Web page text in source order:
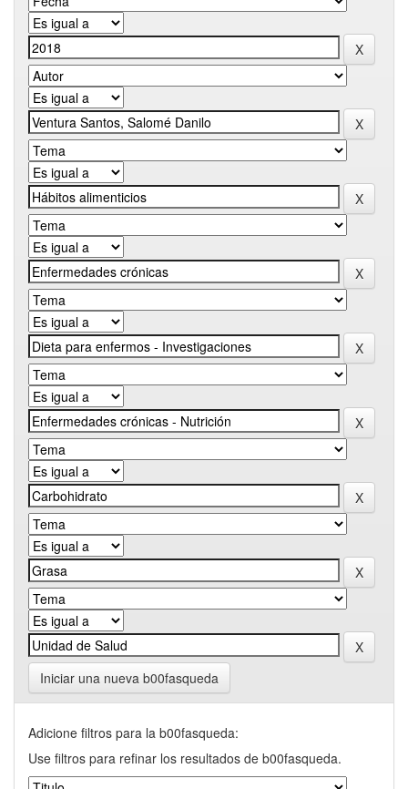
Iniciar una nueva b00fasqueda
Adicione filtros para la b00fasqueda:
Use filtros para refinar los resultados de b00fasqueda.